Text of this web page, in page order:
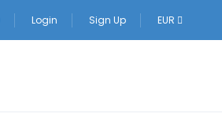
Login Sign Up EUR